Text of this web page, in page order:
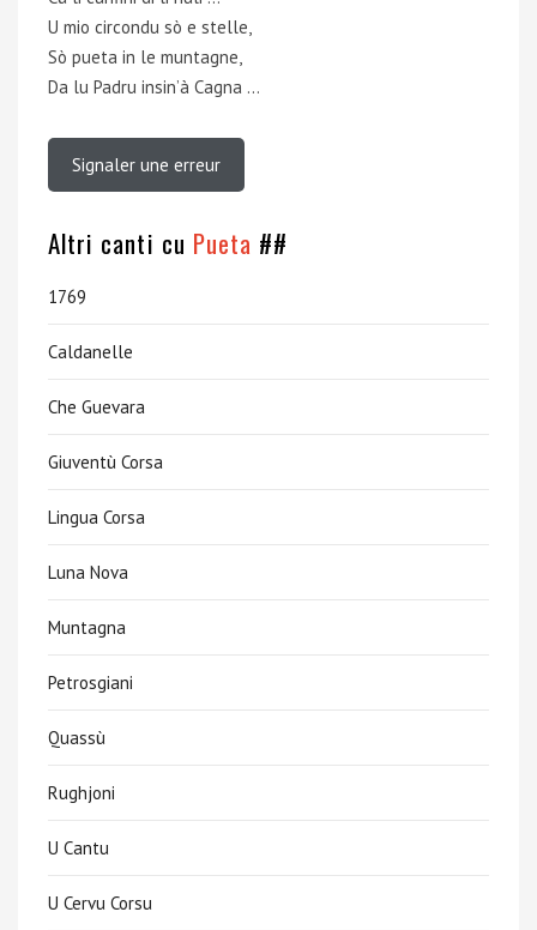
U mio circondu sò e stelle,
Sò pueta in le muntagne,
Da lu Padru insin’à Cagna …
Signaler une erreur
Altri canti cu Pueta ##
1769
Caldanelle
Che Guevara
Giuventù Corsa
Lingua Corsa
Luna Nova
Muntagna
Petrosgiani
Quassù
Rughjoni
U Cantu
U Cervu Corsu